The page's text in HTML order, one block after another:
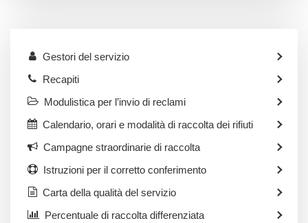
Gestori del servizio
Recapiti
Modulistica per l’invio di reclami
Calendario, orari e modalità di raccolta dei rifiuti
Campagne straordinarie di raccolta
Istruzioni per il corretto conferimento
Carta della qualità del servizio
Percentuale di raccolta differenziata